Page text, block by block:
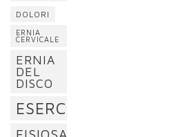
DOLORI
ERNIA
CERVICALE
ERNIA
DEL
DISCO
ESERCIZI